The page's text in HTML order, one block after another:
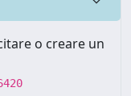
o creare un